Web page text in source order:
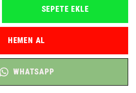
SEPETE EKLE
HEMEN AL
WHATSAPP